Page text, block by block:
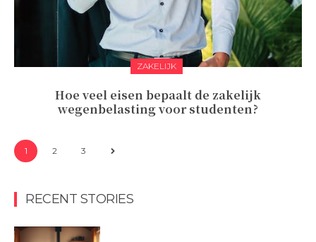
ZAKELIJK
Hoe veel eisen bepaalt de zakelijk
wegenbelasting voor studenten?
1 2 3
RECENT STORIES